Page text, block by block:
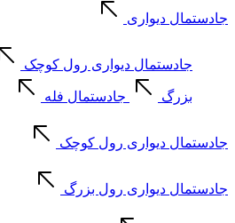
جادستمال دیواری
جادستمال دیواری رول کوچک
بزرگ جادستمال فله
جادستمال دیواری رول کوچک
جادستمال دیواری رول بزرگ